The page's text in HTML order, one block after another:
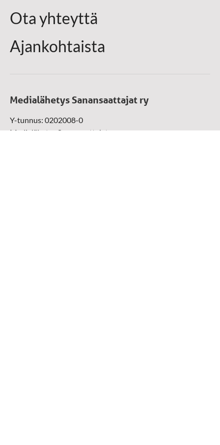
Ota yhteyttä
Ajankohtaista
Medialähetys Sanansaattajat ry
Y-tunnus: 0202008-0
Medialähetys Sanansaattajat ry